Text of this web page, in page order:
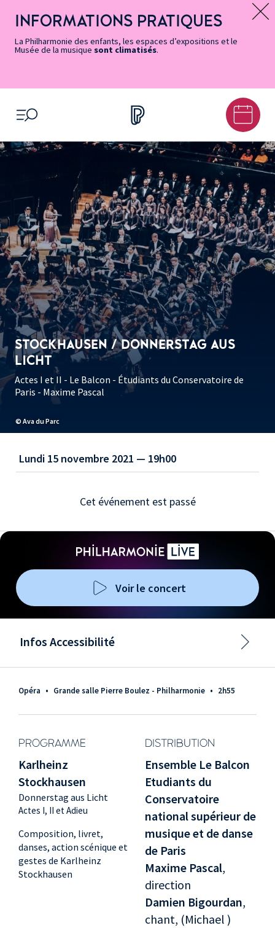
page
Accessibilité
accès
rapides
principal
contenu
principal
page
Message d’information
INFORMATIONS PRATIQUES
La Philharmonie des enfants, les espaces d’expositions et le
Musée de la musique sont climatisés.
OUVRIR LE MENU
© Ava du Parc
STOCKHAUSEN / DONNERSTAG AUS
LICHT
Actes I et II - Le Balcon - Étudiants du Conservatoire de
Paris - Maxime Pascal
Opéra • Grande salle Pierre Boulez - Philharmonie • 2h55
PROGRAMME DISTRIBUTION
Karlheinz
Stockhausen
Donnerstag aus Licht
Actes I, II et Adieu
Composition, livret,
danses, action scénique et
gestes de Karlheinz
Stockhausen
Ensemble Le Balcon
Etudiants du
Conservatoire
national supérieur de
musique et de danse
de Paris
Maxime Pascal,
direction
Damien Bigourdan,
chant, (Michael )
Lundi 15 novembre 2021 — 19h00
Cet événement est passé
Voir le concert
Infos Accessibilité